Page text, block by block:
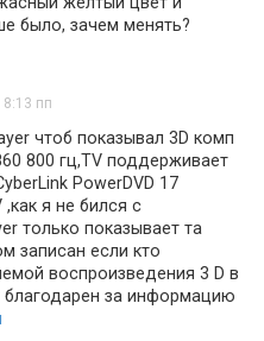
было, зачем менять?
пп
чтоб показывал 3D комп
800 гц,TV поддерживает
PowerDVD 17
,как я не бился с
только показывает та
записан если кто
воспроизведения 3 D в
за информацию